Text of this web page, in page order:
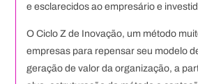
e esclarecidos ao empresário e
O Ciclo Z de Inovação, um método
empresas para repensar seu modelo
geração de valor da organização, a